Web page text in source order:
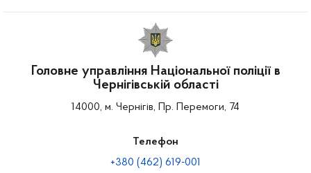
Головне управління Національної поліції в
Чернігівській області
14000, м. Чернігів, Пр. Перемоги, 74
Телефон
+380 (462) 619-001